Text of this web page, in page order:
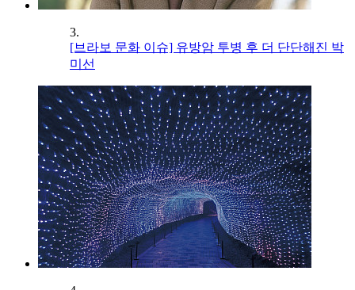
3.
[브라보 문화 이슈] 유방암 투병 후 더 단단해진 박
미선